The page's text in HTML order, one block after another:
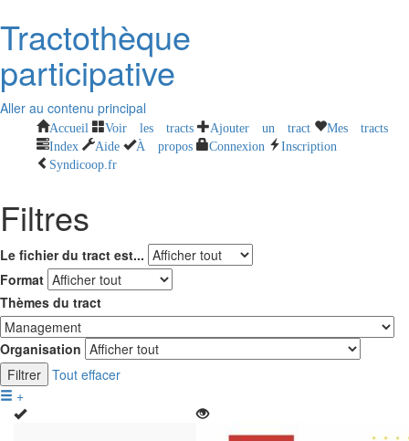
Tractothèque
participative
Aller au contenu principal
Accueil Voir les tracts Ajouter un tract
Mes tracts
Index
Aide À propos Connexion
Inscription
Syndicoop.fr
Filtres
Le fichier du tract est...
Format
Thèmes du tract
Organisation
Filtrer Tout effacer
+